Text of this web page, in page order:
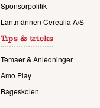
Sponsorpolitik
Lantmännen Cerealia A/S
Tips & tricks
Temaer & Anledninger
Amo Play
Bageskolen